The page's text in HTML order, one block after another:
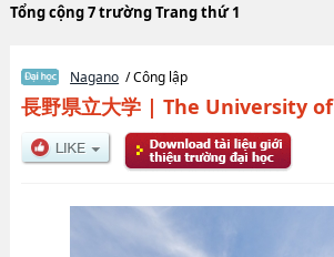
Tổng cộng 7 trường Trang thứ 1
Nagano / Công lập
長野県立大学| The University